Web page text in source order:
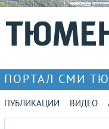
ПОРТАЛ СМИ
ПУБЛИКАЦИИ ВИДЕО